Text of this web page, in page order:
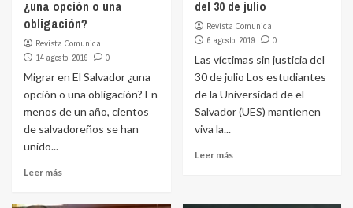
¿una opción o una
obligación?
Revista Comunica
14 agosto, 2019
0
Migrar en El Salvador ¿una
opción o una obligación? En
menos de un año, cientos
de salvadoreños se han
unido...
Leer más
del 30 de julio
Revista Comunica
6 agosto, 2019
0
Las víctimas sin justicia del
30 de julio Los estudiantes
de la Universidad de el
Salvador (UES) mantienen
viva la...
Leer más